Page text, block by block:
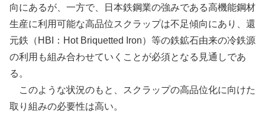
向にあるが、一方で、日本鉄鋼業の強みである高機能鋼材
生産に利用可能な高品位スクラップは不足傾向にあり、還
元鉄（HBI：Hot Briquetted Iron）等の鉄鉱石由来の冷鉄源
の利用も組み合わせていくことが必須となる見通しであ
る。
このような状況のもと、スクラップの高品位化に向けた
取り組みの必要性は高い。